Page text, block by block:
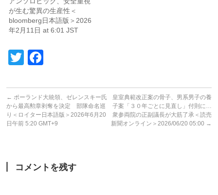
が生む驚異の生産性＜
bloomberg日本語版＞2026
年2月11日 at 6:01 JST
Twitter
← ポーランド大統領、ゼレンスキー氏
から最高勲章剥奪を決定 部隊命名巡
り＜ロイター日本語版＞2026年6月20
日午前 5:20 GMT+9
皇室典範改正案の骨子、男系男子の養
子案「３０年ごとに見直し」付則に…
衆参両院の正副議長が大筋了承＜読売
新聞オンライン＞2026/06/20 05:00 →
コメントを残す